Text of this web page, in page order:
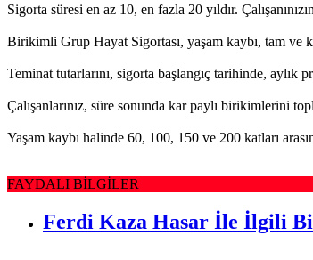
Sigorta süresi en az 10, en fazla 20 yıldır.
Birikimli Grup Hayat Sigortası, yaşam kaybı, tam ve
Teminat tutarlarını, sigorta başlangıç tarihinde, aylık
Çalışanlarınız, süre sonunda kar paylı birikimlerini
Yaşam kaybı halinde 60, 100, 150 ve 200 katları
FAYDALI BİLGİLER
Ferdi Kaza Hasar İle İlgili